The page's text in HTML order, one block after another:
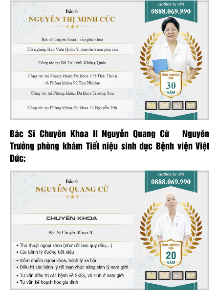
Bác Sĩ Chuyên Khoa II Nguyễn Quang Cừ – Nguyên
Trưởng phòng khám Tiết niệu sinh dục Bệnh viện Việt
Đức: